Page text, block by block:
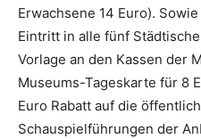
Erwachsene 14 Euro).
Eintritt in alle fünf
Vorlage an den Kassen der
Museums-Tageskarte für 8
Euro Rabatt auf die
Schauspielführungen der